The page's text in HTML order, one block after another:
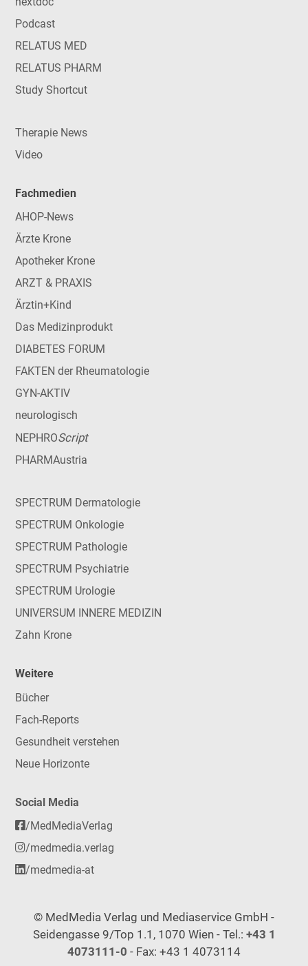
Podcast
RELATUS MED
RELATUS PHARM
Study Shortcut
Therapie News
Video
Fachmedien
AHOP-News
Ärzte Krone
Apotheker Krone
ARZT & PRAXIS
Ärztin+Kind
Das Medizinprodukt
DIABETES FORUM
FAKTEN der Rheumatologie
GYN-AKTIV
neurologisch
NEPHROScript
PHARMAustria
SPECTRUM Dermatologie
SPECTRUM Onkologie
SPECTRUM Pathologie
SPECTRUM Psychiatrie
SPECTRUM Urologie
UNIVERSUM INNERE MEDIZIN
Zahn Krone
Weitere
Bücher
Fach-Reports
Gesundheit verstehen
Neue Horizonte
Social Media
/MedMediaVerlag
/medmedia.verlag
/medmedia-at
© MedMedia Verlag und Mediaservice GmbH -
Seidengasse 9/Top 1.1, 1070 Wien - Tel.: +43 1
4073111-0 - Fax: +43 1 4073114